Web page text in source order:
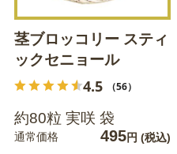
茎ブロッコリー スティ
ックセニョール
4.5 （56）
約80粒 実咲 袋
通常価格 495円 (税込)